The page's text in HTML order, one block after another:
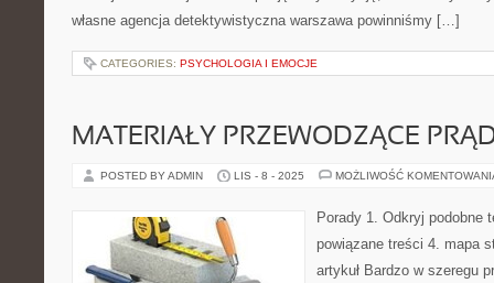
własne agencja detektywistyczna warszawa powinniśmy […]
CATEGORIES: PSYCHOLOGIA I EMOCJE
MATERIAŁY PRZEWODZĄCE
POSTED BY ADMIN LIS - 8 - 2025 MOŻLIWOŚĆ
Porady 1. Odkryj podobne
powiązane treści 4. mapa
artykuł Bardzo w szeregu